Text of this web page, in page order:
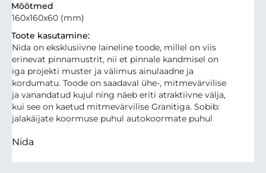
Mõõtmed
160x160x60 (mm)
Toote kasutamine:
Nida on eksklusiivne laineline toode, millel on viis
erinevat pinnamustrit, nii et pinnale kandmisel on
iga projekti muster ja välimus ainulaadne ja
kordumatu. Toode on saadaval ühe-, mitmevärvilise
ja vanandatud kujul ning näeb eriti atraktiivne välja,
kui see on kaetud mitmevärvilise Granitiga. Sobib:
jalakäijate koormuse puhul autokoormate puhul
Nida